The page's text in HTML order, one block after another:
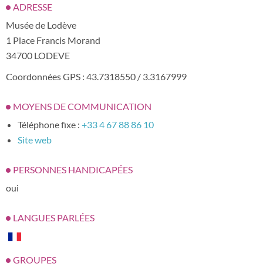
ADRESSE
Musée de Lodève
1 Place Francis Morand
34700 LODEVE
Coordonnées GPS : 43.7318550 / 3.3167999
MOYENS DE COMMUNICATION
Téléphone fixe : +33 4 67 88 86 10
Site web
PERSONNES HANDICAPÉES
oui
LANGUES PARLÉES
GROUPES